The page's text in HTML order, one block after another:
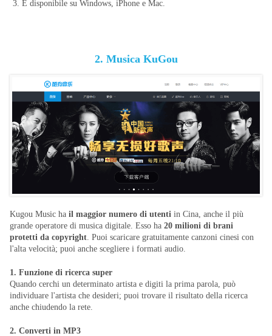
3. È disponibile su Windows, iPhone e Mac.
2. Musica KuGou
Kugou Music ha il maggior numero di utenti in Cina, anche il più
grande operatore di musica digitale. Esso ha 20 milioni di brani
protetti da copyright . Puoi scaricare gratuitamente canzoni cinesi con
l'alta velocità; puoi anche scegliere i formati audio.
1. Funzione di ricerca super
Quando cerchi un determinato artista e digiti la prima parola, può
individuare l'artista che desideri; puoi trovare il risultato della ricerca
anche chiudendo la rete.
2. Converti in MP3